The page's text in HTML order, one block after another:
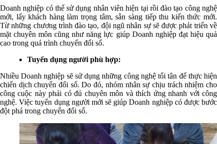
Doanh nghiệp có thể sử dụng nhân viên hiện tại rồi đào tạo công nghệ
mới, lấy khách hàng làm trọng tâm, sẵn sàng tiếp thu kiến thức mới.
Từ những chương trình đào tạo, đội ngũ nhân sự sẽ được phát triển về
mặt chuyên môn cũng như năng lực giúp Doanh nghiệp đạt hiệu quả
cao trong quá trình chuyển đổi số.
Tuyển dụng người phù hợp:
Nhiều Doanh nghiệp sẽ sử dụng những công nghệ tối tân để thực hiện
chiến dịch chuyển đổi số. Do đó, nhóm nhân sự chịu trách nhiệm cho
công cuộc này phải có đủ chuyên môn và thích ứng nhanh với công
nghệ. Việc tuyển dụng người mới sẽ giúp Doanh nghiệp có được bước
đột phá trong chuyển đổi số.